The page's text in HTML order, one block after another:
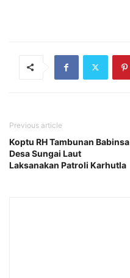
Previous article
Koptu RH Tambunan Babinsa
Desa Sungai Laut
Laksanakan Patroli Karhutla